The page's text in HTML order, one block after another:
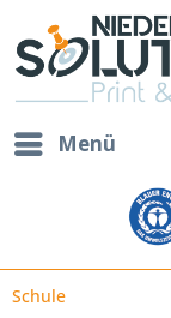
Menü
Schule